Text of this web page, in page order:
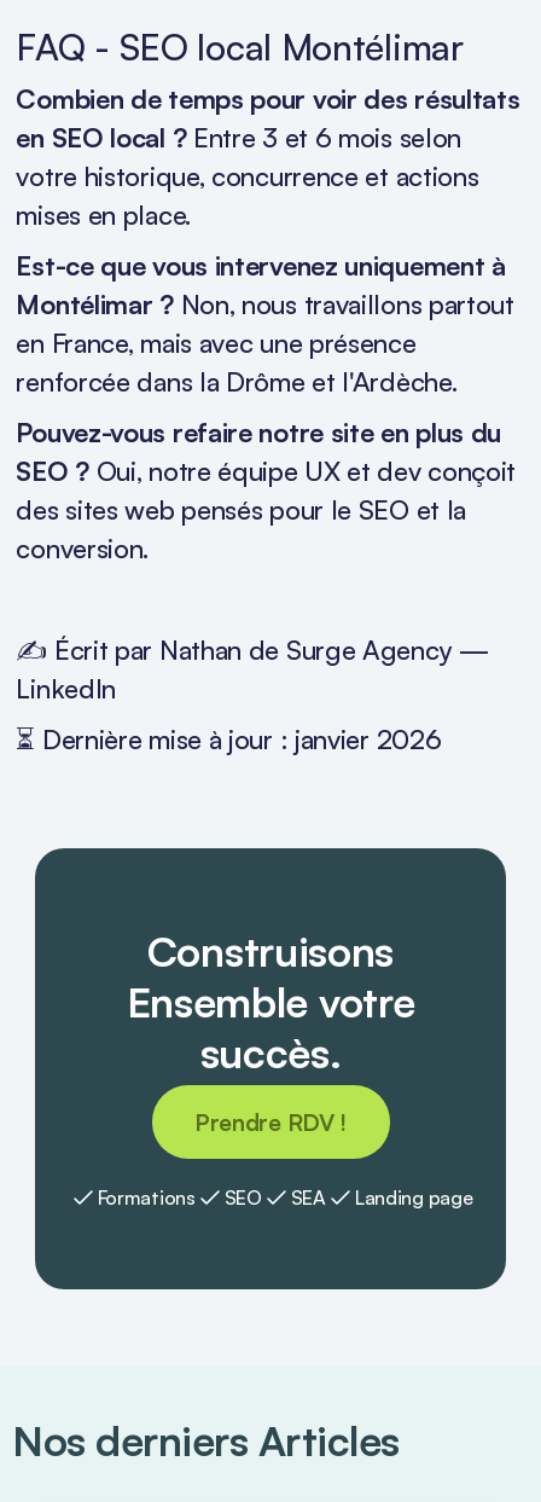
FAQ - SEO local Montélimar
Combien de temps pour voir des résultats
en SEO local ?Entre 3 et 6 mois selon
votre historique, concurrence et actions
mises en place.
Est-ce que vous intervenez uniquement à
Montélimar ? Non, nous travaillons partout
en France, mais avec une présence
renforcée dans la Drôme et l'Ardèche.
Pouvez-vous refaire notre site en plus du
SEO ? Oui, notre équipe UX et dev conçoit
des sites web pensés pour le SEO et la
conversion.
✍️ Écrit par Nathan de Surge Agency —
LinkedIn
⏳ Dernière mise à jour : janvier 2026
Construisons
Ensemble votre
succès.
Prendre RDV !
Formations SEO SEA Landing page
Nos derniers Articles